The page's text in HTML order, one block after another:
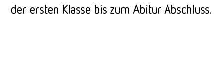
der ersten Klasse bis zum Abitur Abschluss.